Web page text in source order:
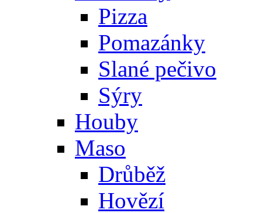
Pizza
Pomazánky
Slané pečivo
Sýry
Houby
Maso
Drůběž
Hovězí